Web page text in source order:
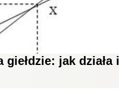
giełdzie: jak